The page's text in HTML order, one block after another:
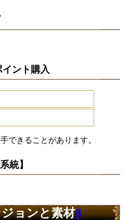
ント購入
できることがあります。
統】
ョンと素材8